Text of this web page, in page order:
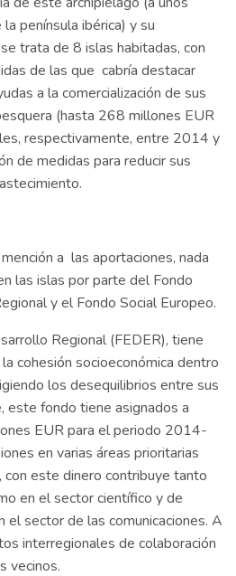
península ibérica) y su
trata de 8 islas habitadas, con
de las que cabría destacar
a la comercialización de sus
(hasta 268 millones EUR
respectivamente, entre 2014 y
de medidas para reducir sus
a las aportaciones, nada
las islas por parte del Fondo
y el Fondo Social Europeo.
Regional (FEDER), tiene
cohesión socioeconómica dentro
los desequilibrios entre sus
este fondo tiene asignados a
EUR para el periodo 2014-
en varias áreas prioritarias
con este dinero contribuye tanto
en el sector científico y de
el sector de las comunicaciones. A
interregionales de colaboración
vecinos.